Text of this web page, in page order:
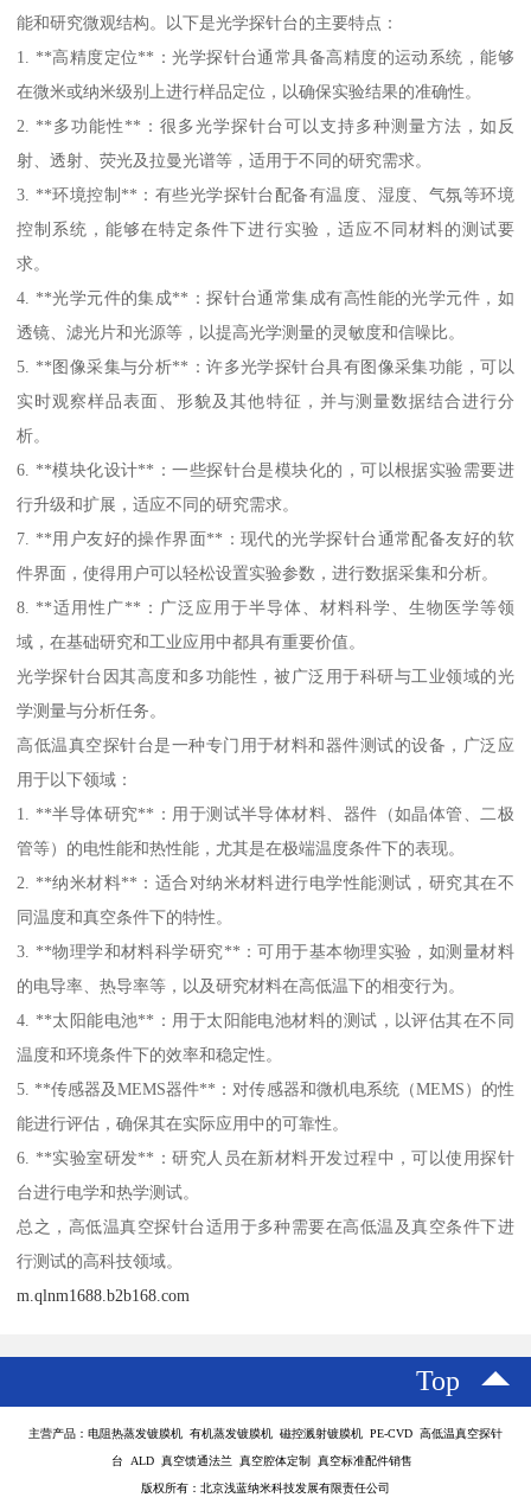
能和研究微观结构。以下是光学探针台的主要特点：
1. **高精度定位**：光学探针台通常具备高精度的运动系统，能够
在微米或纳米级别上进行样品定位，以确保实验结果的准确性。
2. **多功能性**：很多光学探针台可以支持多种测量方法，如反
射、透射、荧光及拉曼光谱等，适用于不同的研究需求。
3. **环境控制**：有些光学探针台配备有温度、湿度、气氛等环境
控制系统，能够在特定条件下进行实验，适应不同材料的测试要
求。
4. **光学元件的集成**：探针台通常集成有高性能的光学元件，如
透镜、滤光片和光源等，以提高光学测量的灵敏度和信噪比。
5. **图像采集与分析**：许多光学探针台具有图像采集功能，可以
实时观察样品表面、形貌及其他特征，并与测量数据结合进行分
析。
6. **模块化设计**：一些探针台是模块化的，可以根据实验需要进
行升级和扩展，适应不同的研究需求。
7. **用户友好的操作界面**：现代的光学探针台通常配备友好的软
件界面，使得用户可以轻松设置实验参数，进行数据采集和分析。
8. **适用性广**：广泛应用于半导体、材料科学、生物医学等领
域，在基础研究和工业应用中都具有重要价值。
光学探针台因其高度和多功能性，被广泛用于科研与工业领域的光
学测量与分析任务。
高低温真空探针台是一种专门用于材料和器件测试的设备，广泛应
用于以下领域：
1. **半导体研究**：用于测试半导体材料、器件（如晶体管、二极
管等）的电性能和热性能，尤其是在极端温度条件下的表现。
2. **纳米材料**：适合对纳米材料进行电学性能测试，研究其在不
同温度和真空条件下的特性。
3. **物理学和材料科学研究**：可用于基本物理实验，如测量材料
的电导率、热导率等，以及研究材料在高低温下的相变行为。
4. **太阳能电池**：用于太阳能电池材料的测试，以评估其在不同
温度和环境条件下的效率和稳定性。
5. **传感器及MEMS器件**：对传感器和微机电系统（MEMS）的性
能进行评估，确保其在实际应用中的可靠性。
6. **实验室研发**：研究人员在新材料开发过程中，可以使用探针
台进行电学和热学测试。
总之，高低温真空探针台适用于多种需要在高低温及真空条件下进
行测试的高科技领域。
m.qlnm1688.b2b168.com
Top
主营产品：电阻热蒸发镀膜机 有机蒸发镀膜机 磁控溅射镀膜机 PE-CVD 高低温真空探针
台 ALD 真空馈通法兰 真空腔体定制 真空标准配件销售
版权所有：北京浅蓝纳米科技发展有限责任公司